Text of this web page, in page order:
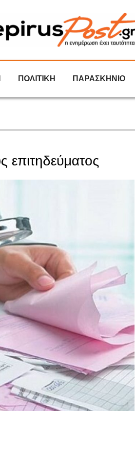
ΠΟΛΙΤΙΚΗ ΠΑΡΑΣΚΗΝΙΟ
επιτηδεύματος